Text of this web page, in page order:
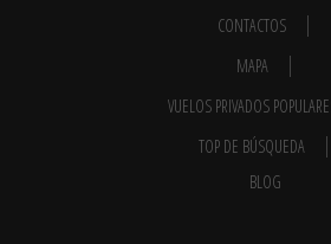
CONTACTOS
MAPA
VUELOS PRIVADOS
TOP DE BÚSQUEDA
BLOG